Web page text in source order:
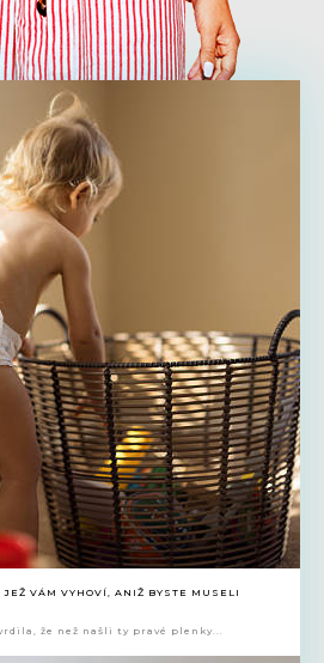
VÁM VYHOVÍ, ANIŽ BYSTE MUSELI
že než našli ty pravé plenky...